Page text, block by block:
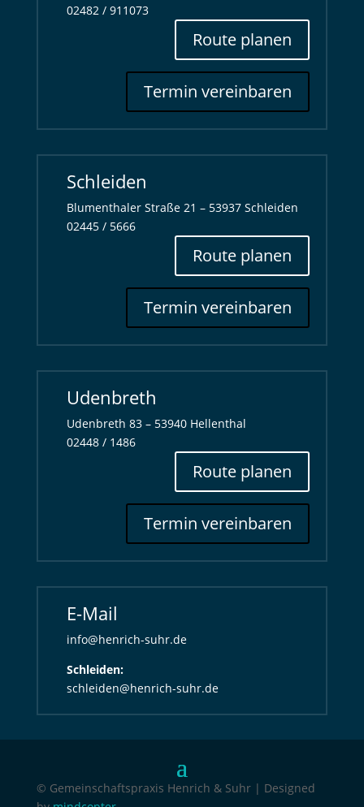
02482 / 911073
Route planen
Termin vereinbaren
Schleiden
Blumenthaler Straße 21 – 53937 Schleiden
02445 / 5666
Route planen
Termin vereinbaren
Udenbreth
Udenbreth 83 – 53940 Hellenthal
02448 / 1486
Route planen
Termin vereinbaren
E-Mail
info@henrich-suhr.de
Schleiden:
schleiden@henrich-suhr.de
© Gemeinschaftspraxis Henrich & Suhr | Designed